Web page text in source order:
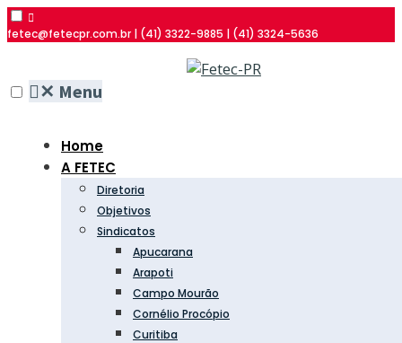
fetec@fetecpr.com.br | (41) 3322-9885 | (41) 3324-5636
✕ Menu
Home
A FETEC
Diretoria
Objetivos
Sindicatos
Apucarana
Arapoti
Campo Mourão
Cornélio Procópio
Curitiba